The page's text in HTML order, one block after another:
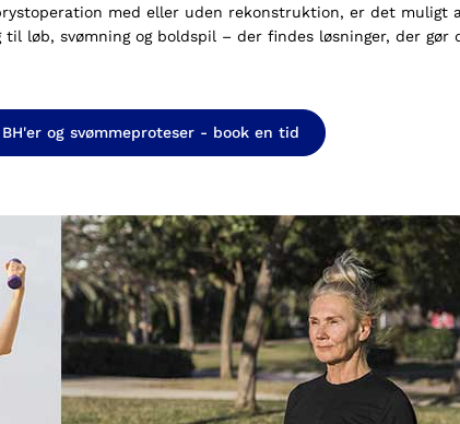
med eller uden rekonstruktion, er det muligt
løb, svømning og boldspil – der findes løsninger, der gør
og svømmeproteser - book en tid